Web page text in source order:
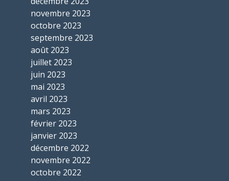
novembre 2023
octobre 2023
septembre 2023
août 2023
juillet 2023
juin 2023
mai 2023
avril 2023
mars 2023
février 2023
janvier 2023
décembre 2022
novembre 2022
octobre 2022